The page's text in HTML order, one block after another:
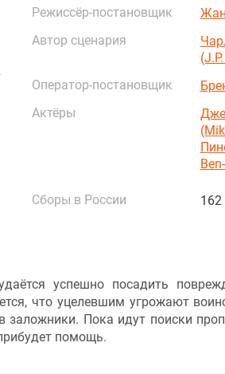
Режиссёр-постановщик
Автор сценария
Оператор-постановщик
Актёры
Сборы в России 162
успешно посадить
что уцелевшим угрожают
заложники. Пока идут поиски
помощь.